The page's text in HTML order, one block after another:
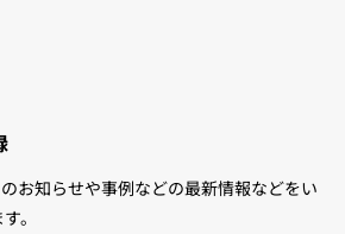
のお知らせや事例などの最新情報などをい
。